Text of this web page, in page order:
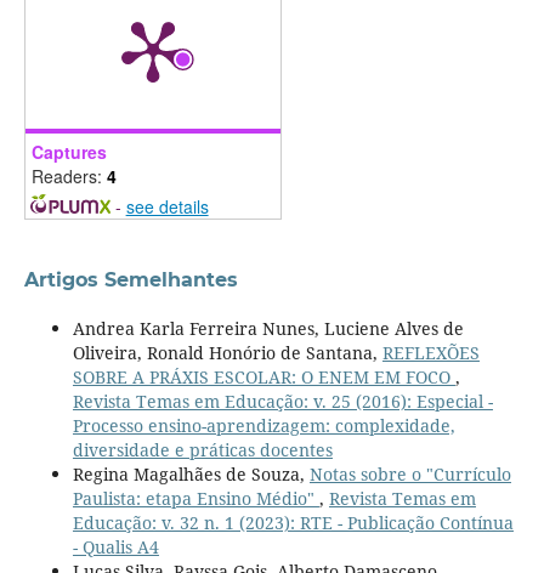
Captures
Readers: 4
- see details
Artigos Semelhantes
Andrea Karla Ferreira Nunes, Luciene Alves de
Oliveira, Ronald Honório de Santana, REFLEXÕES
SOBRE A PRÁXIS ESCOLAR: O ENEM EM FOCO ,
Revista Temas em Educação: v. 25 (2016): Especial -
Processo ensino-aprendizagem: complexidade,
diversidade e práticas docentes
Regina Magalhães de Souza, Notas sobre o "Currículo
Paulista: etapa Ensino Médio" , Revista Temas em
Educação: v. 32 n. 1 (2023): RTE - Publicação Contínua
- Qualis A4